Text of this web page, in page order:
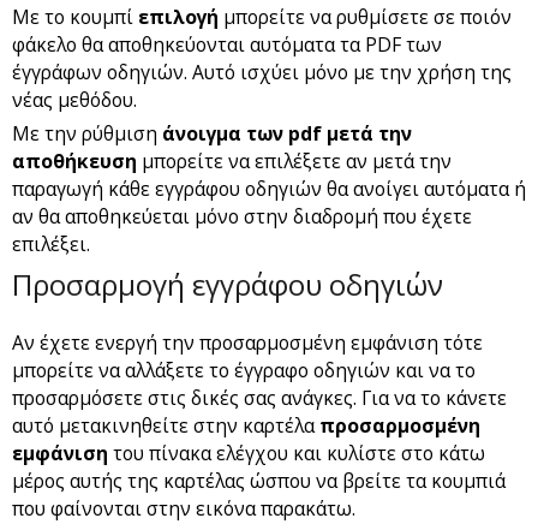
Με το κουμπί επιλογή μπορείτε να ρυθμίσετε σε ποιόν
φάκελο θα αποθηκεύονται αυτόματα τα PDF των
έγγράφων οδηγιών. Αυτό ισχύει μόνο με την χρήση της
νέας μεθόδου.
Με την ρύθμιση άνοιγμα των pdf μετά την
αποθήκευση μπορείτε να επιλέξετε αν μετά την
παραγωγή κάθε εγγράφου οδηγιών θα ανοίγει αυτόματα ή
αν θα αποθηκεύεται μόνο στην διαδρομή που έχετε
επιλέξει.
Προσαρμογή εγγράφου οδηγιών
Αν έχετε ενεργή την προσαρμοσμένη εμφάνιση τότε
μπορείτε να αλλάξετε το έγγραφο οδηγιών και να το
προσαρμόσετε στις δικές σας ανάγκες. Για να το κάνετε
αυτό μετακινηθείτε στην καρτέλαπροσαρμοσμένη
εμφάνιση του πίνακα ελέγχου και κυλίστε στο κάτω
μέρος αυτής της καρτέλας ώσπου να βρείτε τα κουμπιά
που φαίνονται στην εικόνα παρακάτω.